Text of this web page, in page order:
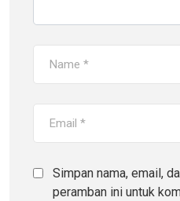
Simpan nama, email,
peramban ini untuk